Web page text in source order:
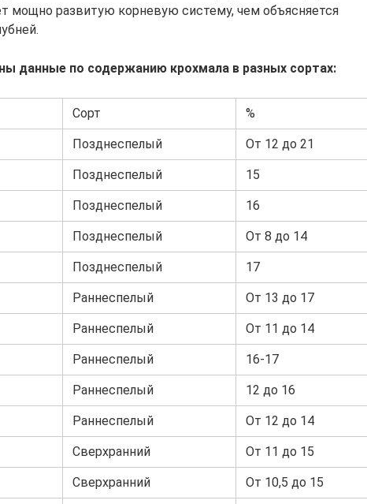
мощно развитую корневую систему, чем объясняется
данные по содержанию крохмала в разных сортах:
Сорт %
Позднеспелый От 12 до 21
Позднеспелый 15
Позднеспелый 16
Позднеспелый От 8 до 14
Позднеспелый 17
Раннеспелый От 13 до 17
Раннеспелый От 11 до 14
Раннеспелый 16-17
Раннеспелый 12 до 16
Раннеспелый От 12 до 14
Сверхранний От 11 до 15
Сверхранний От 10,5 до 15